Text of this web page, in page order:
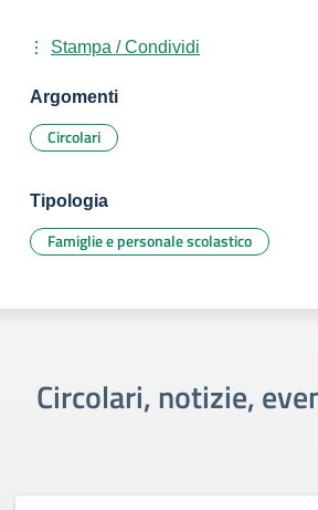
Stampa / Condividi
Argomenti
Circolari
Tipologia
Famiglie e personale scolastico
Circolari, notizie,